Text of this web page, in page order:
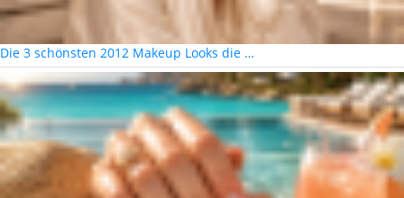
Die 3 schönsten 2012 Makeup Looks die …